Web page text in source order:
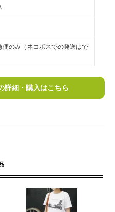
便のみ（ネコポスでの発送はで
詳細・購入はこちら